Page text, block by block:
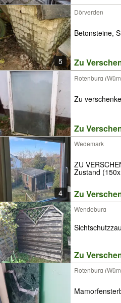
5
Dörverden
Betonsteine,
Zu
Rotenburg
Zu
Zu
4
Wedemark
ZU
Zustand
Zu
Wendeburg
Zu
Rotenburg